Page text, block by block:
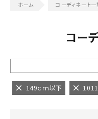
コーディネート一
コー
149ｃｍ以下